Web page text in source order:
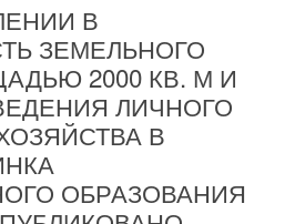
В
ЗЕМЕЛЬНОГО
2000 КВ. М И
ЛИЧНОГО
В
ОБРАЗОВАНИЯ